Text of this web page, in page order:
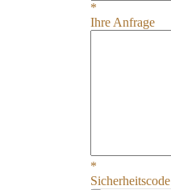
*
Ihre Anfrage
*
Sicherheitscode